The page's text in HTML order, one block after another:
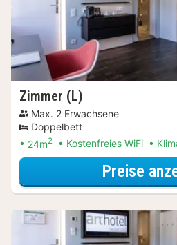
Zimmer (L)
Max. 2 Erwachsene
Doppelbett
24m2 Kostenfreies WiFi
Preise